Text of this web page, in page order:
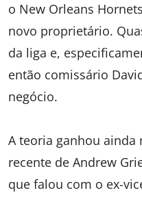
o New Orleans
novo proprietário.
da liga e,
então comissário
negócio.
A teoria ganhou
recente de Andrew
que falou com o ex-